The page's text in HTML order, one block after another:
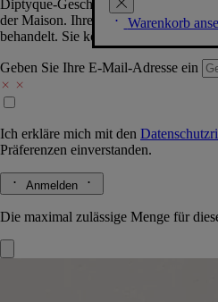
Warenkorb
Diptyque-Geschenken, Events &
der Maison. Ihre Daten werden
behandelt. Sie können sich jederzeit
Geben Sie Ihre E-Mail-Adresse ein
Ich erkläre mich mit den
Präferenzen einverstanden.
Anmelden
Die maximal zulässige Menge für